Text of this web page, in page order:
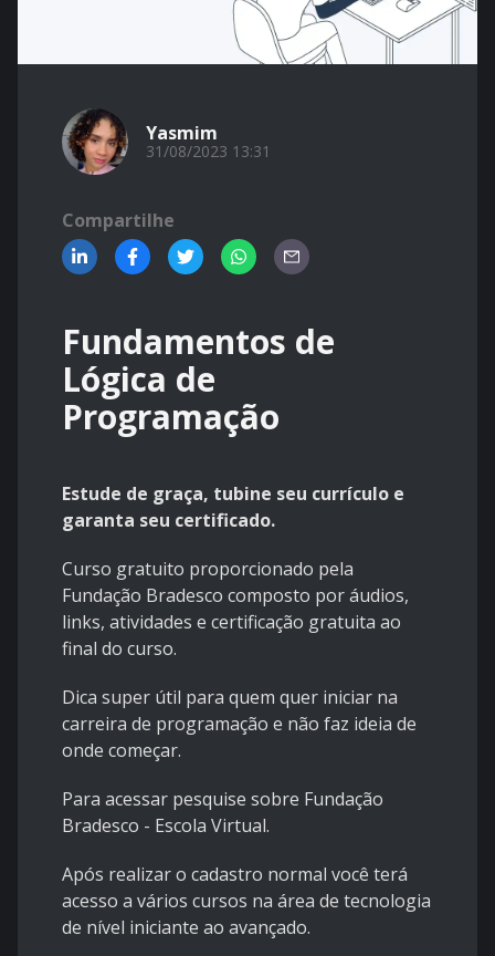
Yasmim
31/08/2023 13:31
Compartilhe
Fundamentos de
Lógica de
Programação
Estude de graça, tubine seu currículo e
garanta seu certificado.
Curso gratuito proporcionado pela
Fundação Bradesco composto por áudios,
links, atividades e certificação gratuita ao
final do curso.
Dica super útil para quem quer iniciar na
carreira de programação e não faz ideia de
onde começar.
Para acessar pesquise sobre Fundação
Bradesco - Escola Virtual.
Após realizar o cadastro normal você terá
acesso a vários cursos na área de tecnologia
de nível iniciante ao avançado.